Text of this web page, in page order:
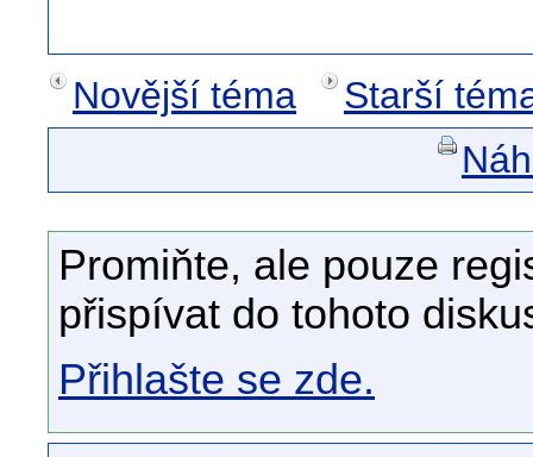
Novější téma
Starší
Promiňte, ale pouze
přispívat do tohoto
Přihlašte se zde.